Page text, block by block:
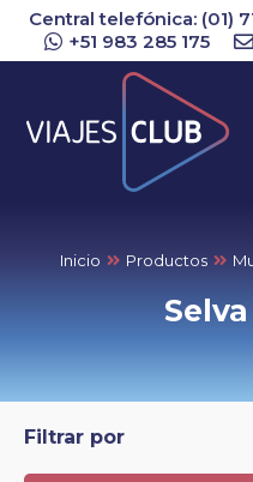
Central telefónica: (01)
+51 983 285 175
Inicio Productos
Filtrar por